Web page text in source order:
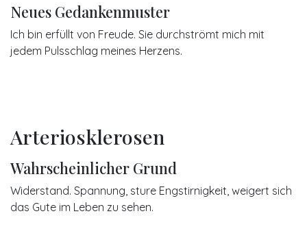
Neues Gedankenmuster
Ich bin erfüllt von Freude. Sie durchströmt mich mit
jedem Pulsschlag meines Herzens.
Arteriosklerosen
Wahrscheinlicher Grund
Widerstand. Spannung, sture Engstirnigkeit, weigert sich
das Gute im Leben zu sehen.